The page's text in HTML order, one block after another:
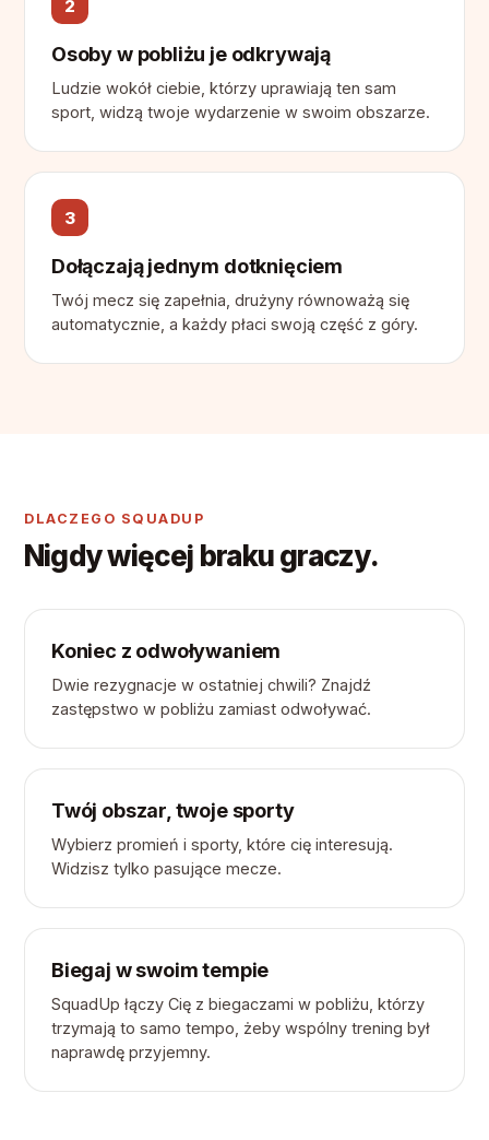
2
Osoby w pobliżu je odkrywają
Ludzie wokół ciebie, którzy uprawiają ten sam
sport, widzą twoje wydarzenie w swoim obszarze.
3
Dołączają jednym dotknięciem
Twój mecz się zapełnia, drużyny równoważą się
automatycznie, a każdy płaci swoją część z góry.
DLACZEGO SQUADUP
Nigdy więcej braku graczy.
Koniec z odwoływaniem
Dwie rezygnacje w ostatniej chwili? Znajdź
zastępstwo w pobliżu zamiast odwoływać.
Twój obszar, twoje sporty
Wybierz promień i sporty, które cię interesują.
Widzisz tylko pasujące mecze.
Biegaj w swoim tempie
SquadUp łączy Cię z biegaczami w pobliżu, którzy
trzymają to samo tempo, żeby wspólny trening był
naprawdę przyjemny.